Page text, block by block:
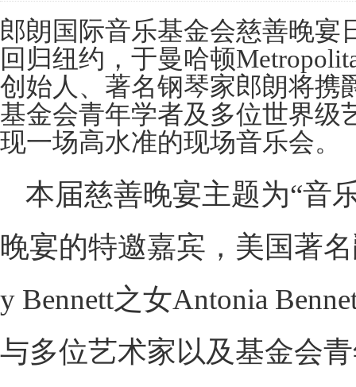
郎朗国际音乐基金会慈善晚宴
回归纽约，于曼哈顿
创始人、著名钢琴家郎朗将携
基金会青年学者及多位世界级
现一场高水准的现场音乐会。
本届慈善晚宴主题为“音
晚宴的特邀嘉宾，美国著
y Bennett之女Antonia
与多位艺术家以及基金会